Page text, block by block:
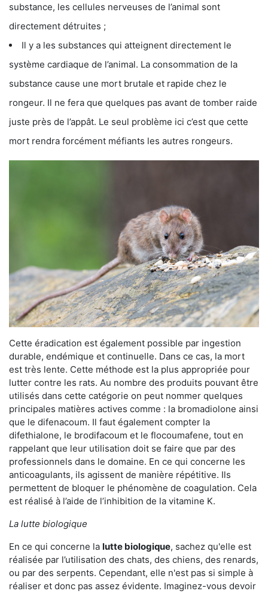
substance, les cellules nerveuses de l’animal sont
directement détruites ;
Il y a les substances qui atteignent directement le
système cardiaque de l’animal. La consommation de la
substance cause une mort brutale et rapide chez le
rongeur. Il ne fera que quelques pas avant de tomber raide
juste près de l’appât. Le seul problème ici c’est que cette
mort rendra forcément méfiants les autres rongeurs.
Cette éradication est également possible par ingestion
durable, endémique et continuelle. Dans ce cas, la mort
est très lente. Cette méthode est la plus appropriée pour
lutter contre les rats. Au nombre des produits pouvant être
utilisés dans cette catégorie on peut nommer quelques
principales matières actives comme : la bromadiolone ainsi
que le difenacoum. Il faut également compter la
difethialone, le brodifacoum et le flocoumafene, tout en
rappelant que leur utilisation doit se faire que par des
professionnels dans le domaine. En ce qui concerne les
anticoagulants, ils agissent de manière répétitive. Ils
permettent de bloquer le phénomène de coagulation. Cela
est réalisé à l’aide de l’inhibition de la vitamine K.
La lutte biologique
En ce qui concerne la lutte biologique, sachez qu'elle est
réalisée par l’utilisation des chats, des chiens, des renards,
ou par des serpents. Cependant, elle n'est pas si simple à
réaliser et donc pas assez évidente. Imaginez-vous devoir